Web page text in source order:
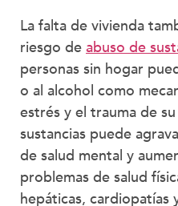
La falta de vivienda
riesgo de abuso de
personas sin hogar
o al alcohol como
estrés y el trauma de
sustancias puede
de salud mental y
problemas de salud
hepáticas, cardiopatías